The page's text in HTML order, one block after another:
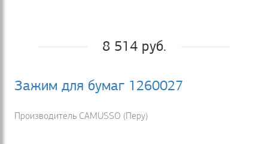
8 514 руб.
Зажим для бумаг 1260027
Производитель CAMUSSO (Перу)